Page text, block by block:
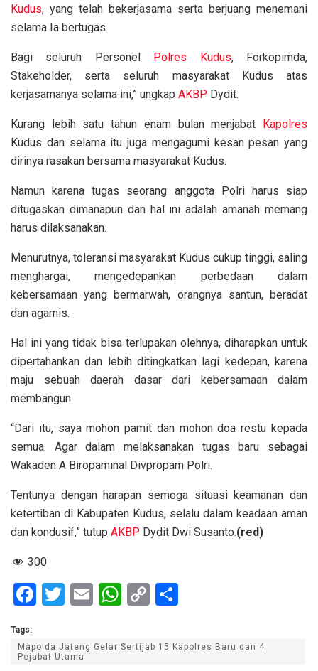
Kudus, yang telah bekerjasama serta berjuang menemani
selama Ia bertugas.
Bagi seluruh Personel Polres Kudus, Forkopimda,
Stakeholder, serta seluruh masyarakat Kudus atas
kerjasamanya selama ini,” ungkap AKBP Dydit.
Kurang lebih satu tahun enam bulan menjabat
Kapolres
Kudus dan selama itu juga mengagumi kesan pesan yang
dirinya rasakan bersama masyarakat Kudus.
Namun karena tugas seorang anggota Polri harus siap
ditugaskan dimanapun dan hal ini adalah amanah memang
harus dilaksanakan.
Menurutnya, toleransi masyarakat Kudus cukup tinggi, saling
menghargai, mengedepankan perbedaan dalam
kebersamaan yang bermarwah, orangnya santun, beradat
dan agamis.
Hal ini yang tidak bisa terlupakan olehnya, diharapkan untuk
dipertahankan dan lebih ditingkatkan lagi kedepan, karena
maju sebuah daerah dasar dari kebersamaan dalam
membangun.
“Dari itu, saya mohon pamit dan mohon doa restu kepada
semua. Agar dalam melaksanakan tugas baru sebagai
Wakaden A Biropaminal Divpropam Polri.
Tentunya dengan harapan semoga situasi keamanan dan
ketertiban di Kabupaten Kudus, selalu dalam keadaan aman
dan kondusif,” tutup AKBP Dydit Dwi Susanto.(red)
300
F
ce
b
T
tt
er
E
ail
W
at
C
py ar
Tags:
Mapolda Jateng Gelar Sertijab 15 Kapolres Baru dan 4
Pejabat Utama